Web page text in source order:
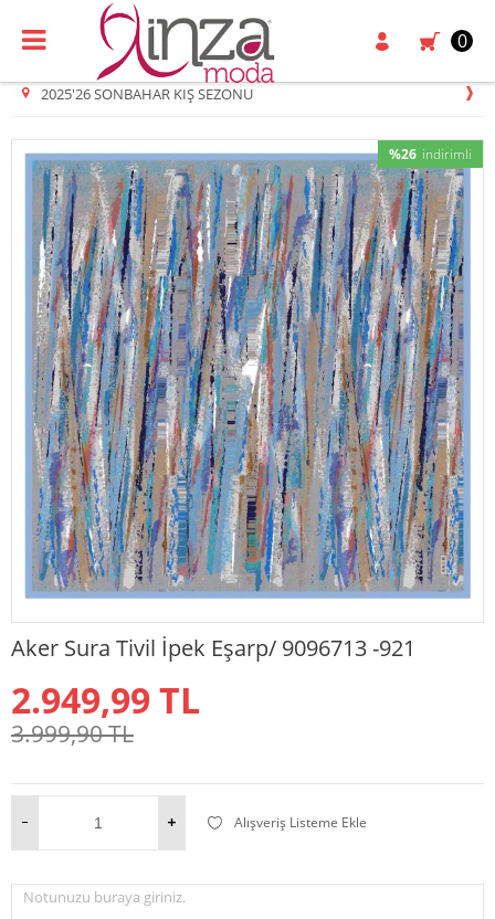
0
2025'26 SONBAHAR KIŞ SEZONU
%26 indirimli
Aker Sura Tivil İpek Eşarp/ 9096713 -921
2.949,99TL
3.999,90TL
Alışveriş Listeme Ekle
Notunuzu buraya giriniz.